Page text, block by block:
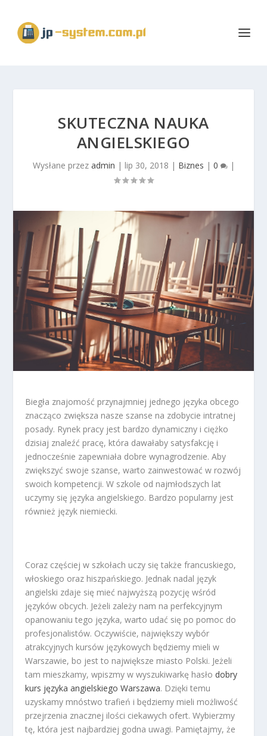
SKUTECZNA NAUKA
ANGIELSKIEGO
Wysłane przez admin | lip 30, 2018 | Biznes | 0 |
Biegła znajomość przynajmniej jednego języka obcego
znacząco zwiększa nasze szanse na zdobycie intratnej
posady. Rynek pracy jest bardzo dynamiczny i ciężko
dzisiaj znaleźć pracę, która dawałaby satysfakcję i
jednocześnie zapewniała dobre wynagrodzenie. Aby
zwiększyć swoje szanse, warto zainwestować w rozwój
swoich kompetencji. W szkole od najmłodszych lat
uczymy się języka angielskiego. Bardzo popularny jest
również język niemiecki.
Coraz częściej w szkołach uczy się także francuskiego,
włoskiego oraz hiszpańskiego. Jednak nadal język
angielski zdaje się mieć najwyższą pozycję wśród
języków obcych. Jeżeli zależy nam na perfekcyjnym
opanowaniu tego języka, warto udać się po pomoc do
profesjonalistów. Oczywiście, największy wybór
atrakcyjnych kursów językowych będziemy mieli w
Warszawie, bo jest to największe miasto Polski. Jeżeli
tam mieszkamy, wpiszmy w wyszukiwarkę hasło dobry
kurs języka angielskiego Warszawa. Dzięki temu
uzyskamy mnóstwo trafień i będziemy mieli możliwość
przejrzenia znacznej ilości ciekawych ofert. Wybierzmy
tę, która jest najbardziej godna uwagi. Pamiętajmy, że